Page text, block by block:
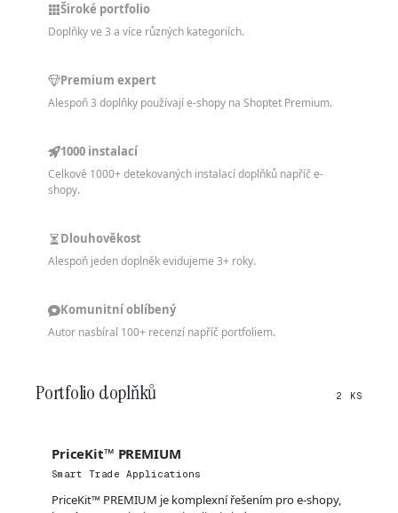
Široké portfolio
Doplňky ve 3 a více různých kategoriích.
Premium expert
Alespoň 3 doplňky používají e-shopy na Shoptet Premium.
1000 instalací
Celkově 1000+ detekovaných instalací doplňků napříč e-
shopy.
Dlouhověkost
Alespoň jeden doplněk evidujeme 3+ roky.
Komunitní oblíbený
Autor nasbíral 100+ recenzí napříč portfoliem.
Portfolio doplňků 2 KS
PriceKit™ PREMIUM
Smart Trade Applications
PriceKit™ PREMIUM je komplexní řešením pro e-shopy,